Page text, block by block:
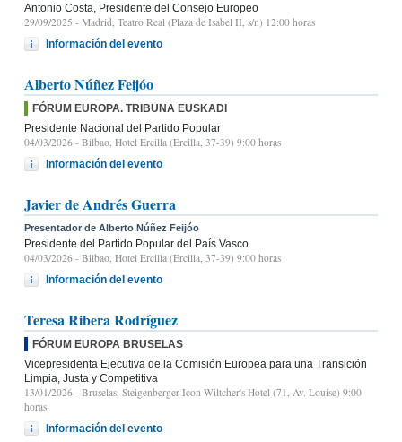
Antonio Costa, Presidente del Consejo Europeo
29/09/2025 - Madrid, Teatro Real (Plaza de Isabel II, s/n) 12:00 horas
Información del evento
Alberto Núñez Feijóo
FÓRUM EUROPA. TRIBUNA EUSKADI
Presidente Nacional del Partido Popular
04/03/2026 - Bilbao, Hotel Ercilla (Ercilla, 37-39) 9:00 horas
Información del evento
Javier de Andrés Guerra
Presentador de Alberto Núñez Feijóo
Presidente del Partido Popular del País Vasco
04/03/2026 - Bilbao, Hotel Ercilla (Ercilla, 37-39) 9:00 horas
Información del evento
Teresa Ribera Rodríguez
FÓRUM EUROPA BRUSELAS
Vicepresidenta Ejecutiva de la Comisión Europea para una Transición
Limpia, Justa y Competitiva
13/01/2026 - Bruselas, Steigenberger Icon Wiltcher's Hotel (71, Av. Louise) 9:00
horas
Información del evento